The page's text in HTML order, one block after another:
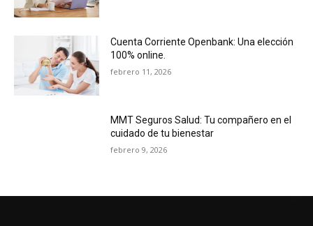
Cuenta Corriente Openbank: Una elección
100% online.
febrero 11, 2026
MMT Seguros Salud: Tu compañero en el
cuidado de tu bienestar
febrero 9, 2026